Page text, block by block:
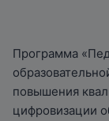
Программа
повышения
цифровизации